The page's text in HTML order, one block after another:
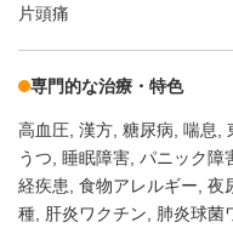
片頭痛
専門的な治療・特色
高血圧 漢方 糖尿病 喘息
うつ
睡眠障害 パニック障
経疾患 食物アレルギー 夜
種
肝炎ワクチン 肺炎球菌